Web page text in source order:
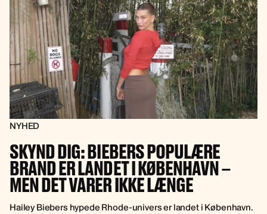
NYHED
SKYND DIG: BIEBERS POPULÆRE
BRAND ER LANDET I KØBENHAVN –
MEN DET VARER IKKE LÆNGE
Hailey Biebers hypede Rhode-univers er landet i København.